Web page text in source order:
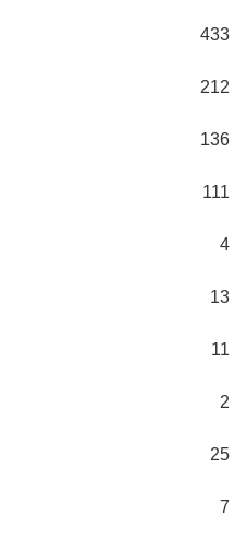
433
212
136
111
4
13
11
2
25
7